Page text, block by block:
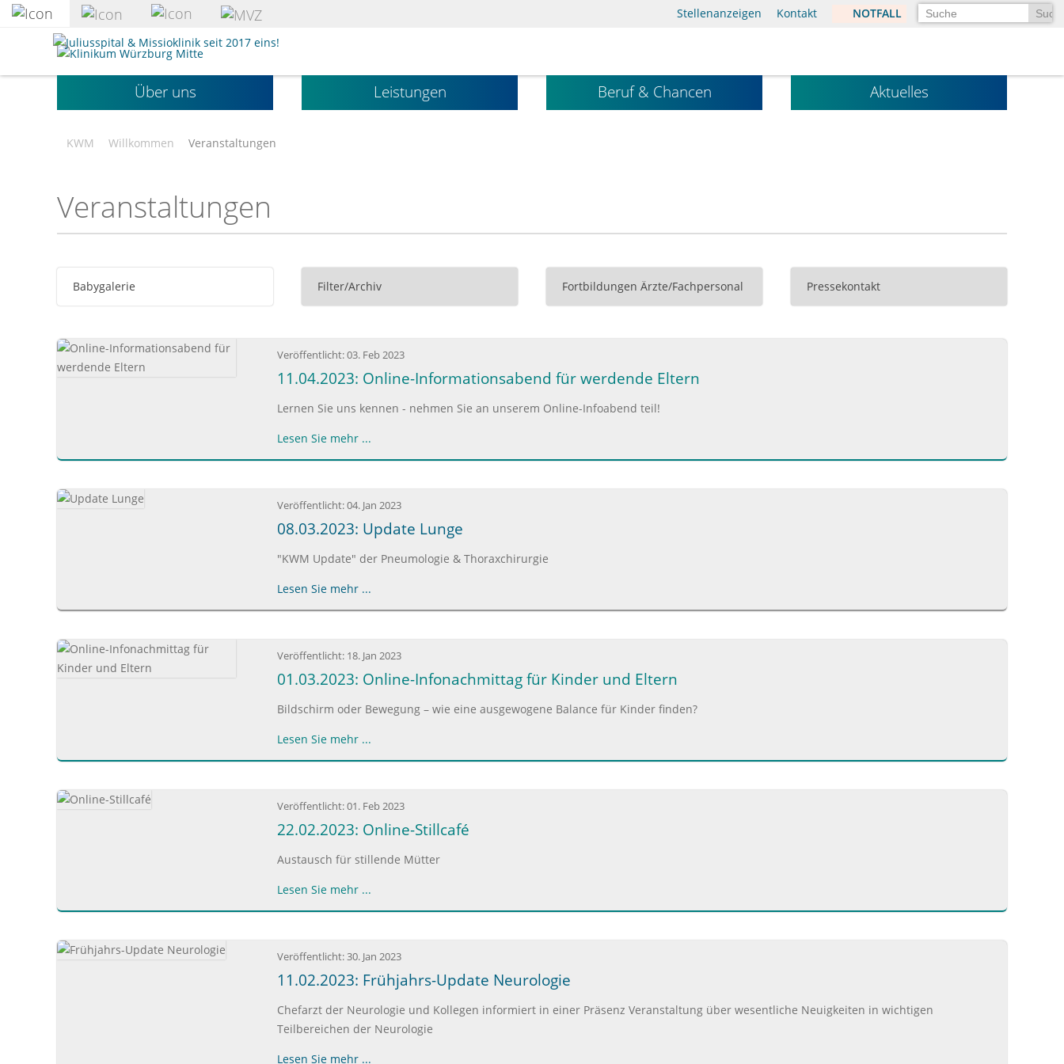
zum
Stellenanzeigen Kontakt NOTFALL Suchen
Klinikum
Würzburg
Mitte
gGmbHÜber uns Leistungen Beruf & Chancen Aktuelles
KWM Willkommen Veranstaltungen
Veranstaltungen
Babygalerie Filter/Archiv Fortbildungen Ärzte/Fachpersonal Pressekontakt
Veröffentlicht:03. Feb 2023
11.04.2023: Online-Informationsabend für werdende Eltern
Lernen Sie uns kennen - nehmen Sie an unserem Online-Infoabend teil!
Lesen Sie mehr ...
Veröffentlicht:04. Jan 2023
08.03.2023: Update Lunge
"KWM Update" der Pneumologie & Thoraxchirurgie
Lesen Sie mehr ...
Veröffentlicht: 18. Jan 2023
01.03.2023: Online-Infonachmittag für Kinder und Eltern
Bildschirm oder Bewegung – wie eine ausgewogene Balance für Kinder finden?
Lesen Sie mehr ...
Veröffentlicht:01. Feb 2023
22.02.2023: Online-Stillcafé
Austausch für stillende Mütter
Lesen Sie mehr ...
Veröffentlicht:30. Jan 2023
11.02.2023: Frühjahrs-Update Neurologie
Chefarzt der Neurologie und Kollegen informiert in einer Präsenz Veranstaltung über wesentliche Neuigkeiten in wichtigen
Teilbereichen der Neurologie
Lesen Sie mehr ...